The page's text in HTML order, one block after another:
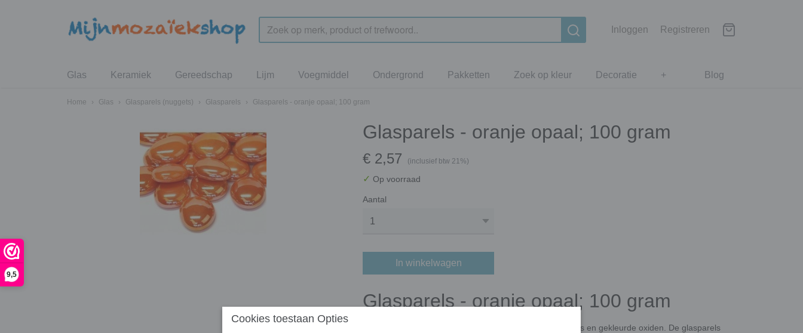
9,5
Inloggen Registreren
Blog
Glas Keramiek Gereedschap Lijm Voegmiddel Ondergrond Pakketten Zoek op kleur Decoratie +
Home › Glas › Glasparels (nuggets) › Glasparels › Glasparels - oranje opaal; 100 gram
Glasparels - oranje opaal; 100 gram
€ 2,57 (inclusief btw 21%)
✓ Op voorraad
Aantal
In winkelwagen
Glasparels - oranje opaal; 100 gram
Deze mooie glasparels zijn vervaardigd uit gerecycled glas en gekleurde oxiden. De glasparels
Cookies toestaan Opties